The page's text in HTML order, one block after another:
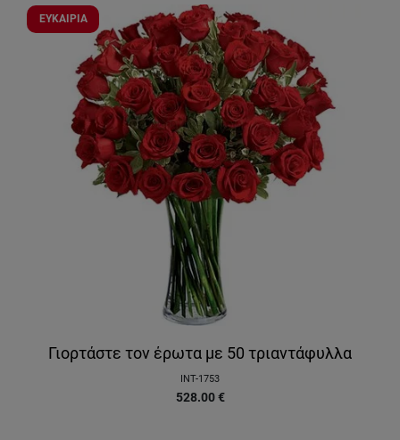
ΕΥΚΑΙΡΙΑ
Γιορτάστε τον έρωτα με 50 τριαντάφυλλα
INT-1753
528.00 €